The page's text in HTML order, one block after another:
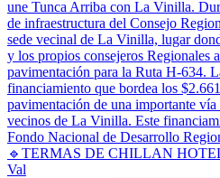
🔹TERMAS DE CHILLAN
Val